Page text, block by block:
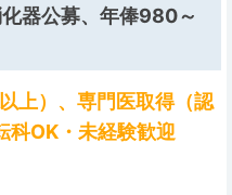
器公募、年俸980～
上）、専門医取得（認
科OK・未経験歓迎